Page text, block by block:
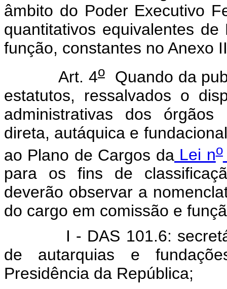
âmbito do Poder Executivo
quantitativos equivalentes
função, constantes no Anexo
Art. 4oQuando da
estatutos, ressalvados o
administrativas dos
direta, autáquica e
ao Plano de Cargos daLei no
para os fins de
deverão observar a
do cargo em comissão e
I - DAS 101.6:
de autarquias e
Presidência da República;